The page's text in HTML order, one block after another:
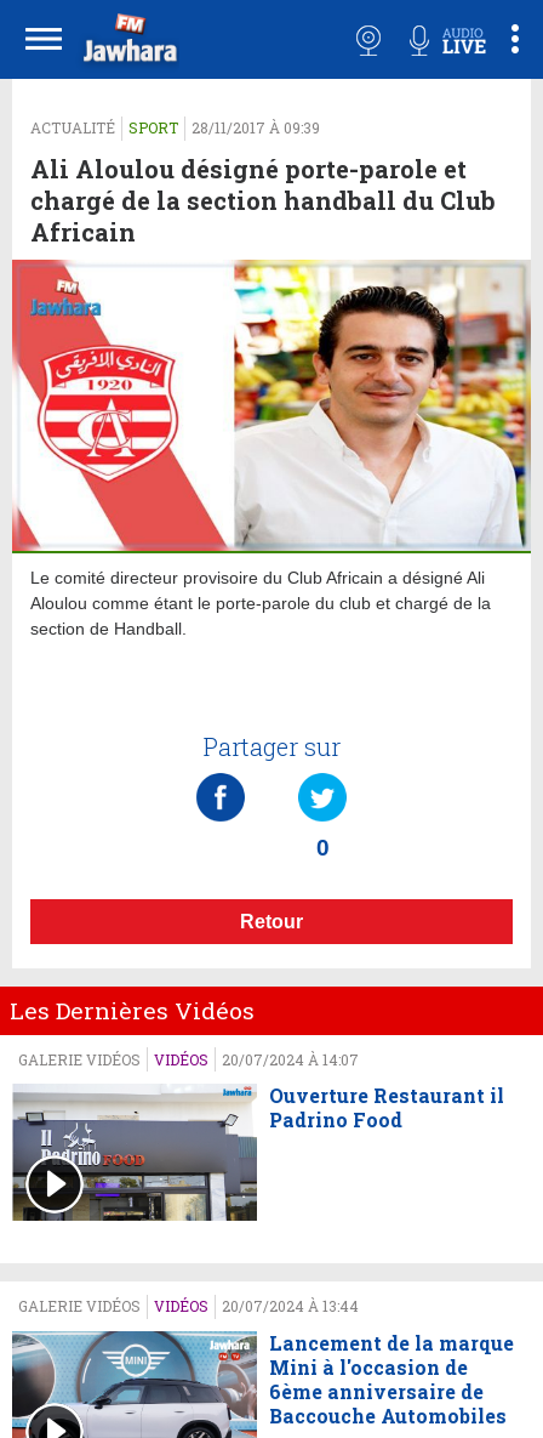
ACTUALITÉ SPORT 28/11/2017 À 09:39
Ali Aloulou désigné porte-parole et
chargé de la section handball du Club
Africain
Le comité directeur provisoire du Club Africain a désigné Ali
Aloulou comme étant le porte-parole du club et chargé de la
section de Handball.
Partager sur
0
Retour
Les Dernières Vidéos
GALERIE VIDÉOS VIDÉOS 20/07/2024 À 14:07
Ouverture Restaurant il
Padrino Food
GALERIE VIDÉOS VIDÉOS 20/07/2024 À 13:44
Lancement de la marque
Mini à l'occasion de
6ème anniversaire de
Baccouche Automobiles